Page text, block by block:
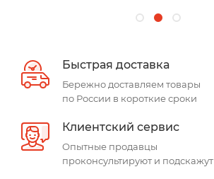
Быстрая доставка
Бережно доставляем товары
по России в короткие сроки
Клиентский сервис
Опытные продавцы
проконсультируют и подскажут